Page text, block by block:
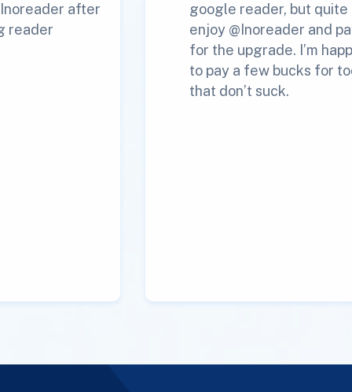
after
reader
google reader, but quite
enjoy @Inoreader and
for the upgrade. I’m
to pay a few bucks for
that don’t suck.